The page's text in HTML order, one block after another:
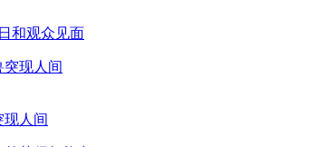
和观众见面
现人间